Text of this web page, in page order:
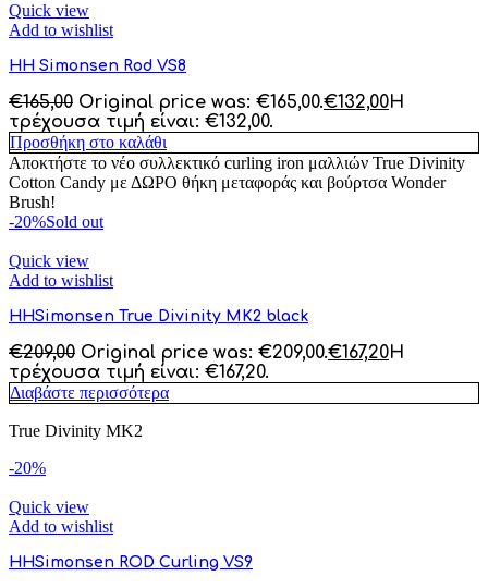
Quick view
Add to wishlist
HH Simonsen Rod VS8
€165,00 Original price was: €165,00.€132,00Η
τρέχουσα τιμή είναι: €132,00.
Προσθήκη στο καλάθι
Αποκτήστε το νέο συλλεκτικό curling iron μαλλιών True Divinity
Cotton Candy με ΔΩΡΟ θήκη μεταφοράς και βούρτσα Wonder
Brush!
-20%Sold out
Quick view
Add to wishlist
HHSimonsen True Divinity MK2 black
€209,00 Original price was: €209,00.€167,20Η
τρέχουσα τιμή είναι: €167,20.
Διαβάστε περισσότερα
True Divinity MK2
-20%
Quick view
Add to wishlist
HHSimonsen ROD Curling VS9